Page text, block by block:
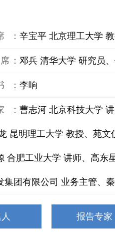
： 辛宝平 北京理工大学
： 邓兵 清华大学 研究员
： 李响
： 曹志河 北京科技大学
昆明理工大学 教授、苑
合肥工业大学 讲师、高东
集团有限公司 业务主管、
报告专家